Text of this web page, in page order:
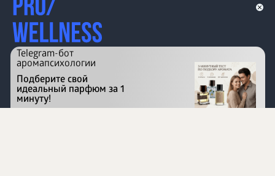
Перейти на сайт
Telegram-бот
аромапсихологии
Подберите свой
идеальный парфюм за 1
минуту!